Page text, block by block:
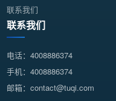
联系我们
联系我们
电话：4008886374
手机：4008886374
邮箱：contact@tuqi.com